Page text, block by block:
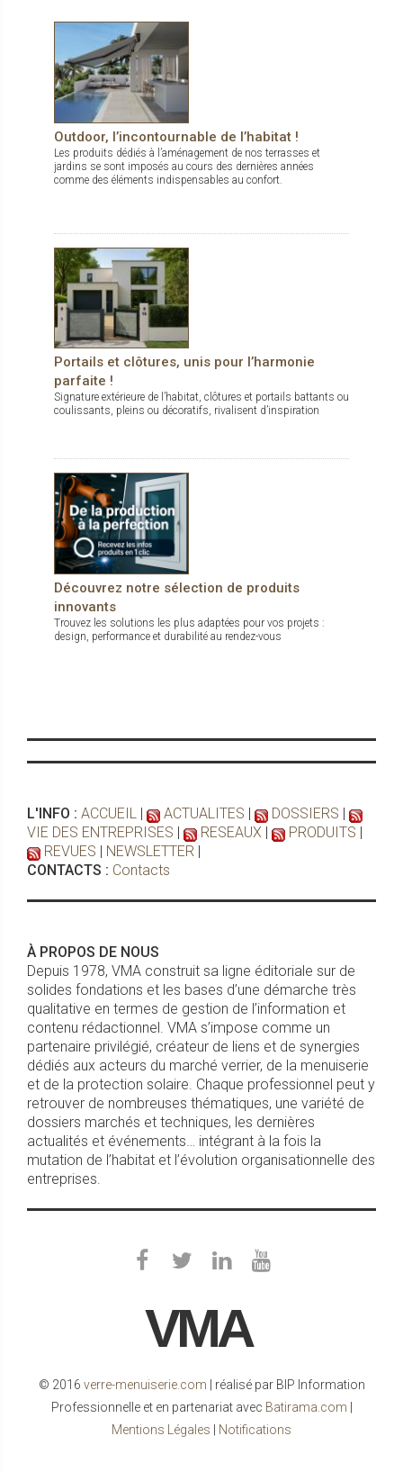
Outdoor, l’incontournable de l’habitat !
Les produits dédiés à l’aménagement de nos terrasses et
jardins se sont imposés au cours des dernières années
comme des éléments indispensables au confort.
Portails et clôtures, unis pour l’harmonie
parfaite !
Signature extérieure de l’habitat, clôtures et portails battants ou
coulissants, pleins ou décoratifs, rivalisent d’inspiration
Découvrez notre sélection de produits
innovants
Trouvez les solutions les plus adaptées pour vos projets :
design, performance et durabilité au rendez-vous
L'INFO : ACCUEIL | ACTUALITES | DOSSIERS |
VIE DES ENTREPRISES | RESEAUX | PRODUITS |
REVUES | NEWSLETTER |
CONTACTS : Contacts
À PROPOS DE NOUS
Depuis 1978, VMA construit sa ligne éditoriale sur de
solides fondations et les bases d’une démarche très
qualitative en termes de gestion de l’information et
contenu rédactionnel. VMA s’impose comme un
partenaire privilégié, créateur de liens et de synergies
dédiés aux acteurs du marché verrier, de la menuiserie
et de la protection solaire. Chaque professionnel peut y
retrouver de nombreuses thématiques, une variété de
dossiers marchés et techniques, les dernières
actualités et événements… intégrant à la fois la
mutation de l’habitat et l’évolution organisationnelle des
entreprises.
VMA
© 2016 verre-menuiserie.com | réalisé par BIP Information
Professionnelle et en partenariat avec Batirama.com
Mentions Légales
Notifications